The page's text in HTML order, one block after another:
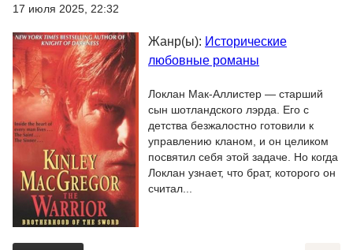
17 июля 2025, 22:32
Жанр(ы): Исторические
любовные романы
Локлан Мак-Аллистер — старший
сын шотландского лэрда. Его с
детства безжалостно готовили к
управлению кланом, и он целиком
посвятил себя этой задаче. Но когда
Локлан узнает, что брат, которого он
считал...